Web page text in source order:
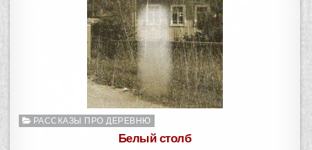
Опубликовано
РАССКАЗЫ ПРО ДЕРЕВНЮ
Белый столб